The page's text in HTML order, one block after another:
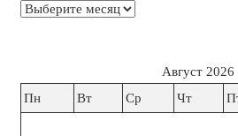
Архивы
Август 2026
Пн
Вт Ср Чт